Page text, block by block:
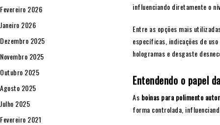
influenciando diretamente o
Entre as opções mais
específicas, indicações de
hologramas e desgaste
Entendendo o papel
As boinas para polimento
forma controlada,
Fevereiro 2026
Janeiro 2026
Dezembro 2025
Novembro 2025
Outubro 2025
Agosto 2025
Julho 2025
Fevereiro 2021